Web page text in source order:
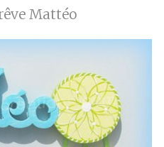
Mattéo